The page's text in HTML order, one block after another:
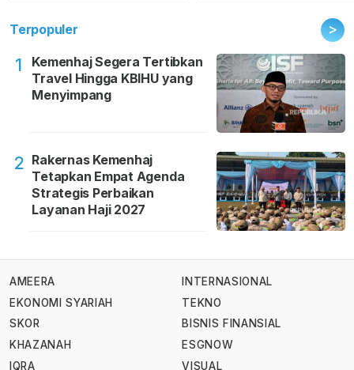
Terpopuler >
1
Kemenhaj Segera Tertibkan
Travel Hingga KBIHU yang
Menyimpang
2 Rakernas Kemenhaj
Tetapkan Empat Agenda
Strategis Perbaikan
Layanan Haji 2027
AMEERA
EKONOMI SYARIAH
SKOR
KHAZANAH
IQRA
INTERNASIONAL
TEKNO
BISNIS FINANSIAL
ESGNOW
VISUAL